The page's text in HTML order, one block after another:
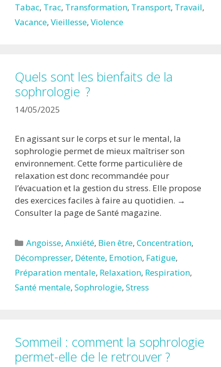
Tabac, Trac, Transformation, Transport, Travail,
Vacance, Vieillesse, Violence
Quels sont les bienfaits de la
sophrologie ?
14/05/2025
En agissant sur le corps et sur le mental, la
sophrologie permet de mieux maîtriser son
environnement. Cette forme particulière de
relaxation est donc recommandée pour
l’évacuation et la gestion du stress. Elle propose
des exercices faciles à faire au quotidien. →
Consulter la page de Santé magazine.
Catégories
Angoisse,Anxiété, Bien être,Concentration,
Décompresser, Détente, Emotion, Fatigue,
Préparation mentale, Relaxation, Respiration,
Santé mentale, Sophrologie, Stress
Sommeil : comment la sophrologie
permet-elle de le retrouver ?